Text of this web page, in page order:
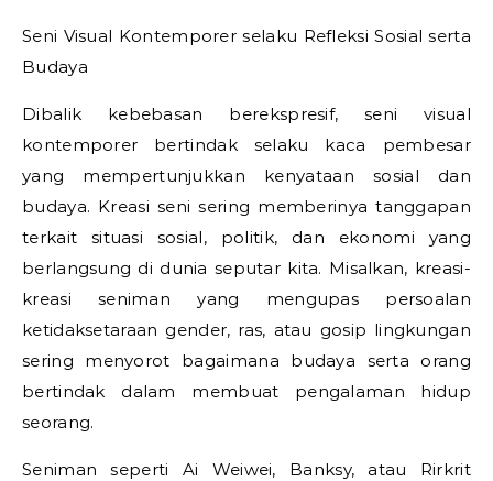
Seni Visual Kontemporer selaku Refleksi Sosial serta
Budaya
Dibalik kebebasan berekspresif, seni visual
kontemporer bertindak selaku kaca pembesar
yang mempertunjukkan kenyataan sosial dan
budaya. Kreasi seni sering memberinya tanggapan
terkait situasi sosial, politik, dan ekonomi yang
berlangsung di dunia seputar kita. Misalkan, kreasi-
kreasi seniman yang mengupas persoalan
ketidaksetaraan gender, ras, atau gosip lingkungan
sering menyorot bagaimana budaya serta orang
bertindak dalam membuat pengalaman hidup
seorang.
Seniman seperti Ai Weiwei, Banksy, atau Rirkrit